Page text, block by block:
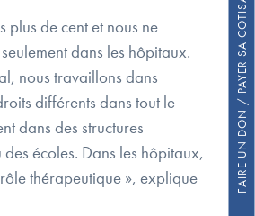
FAIRE UN DON / PAYER SA COTISATION
plus de cent et nous ne
dans les hôpitaux.
nous travaillons dans
différents dans tout le
dans des structures
écoles. Dans les hôpitaux,
thérapeutique », explique